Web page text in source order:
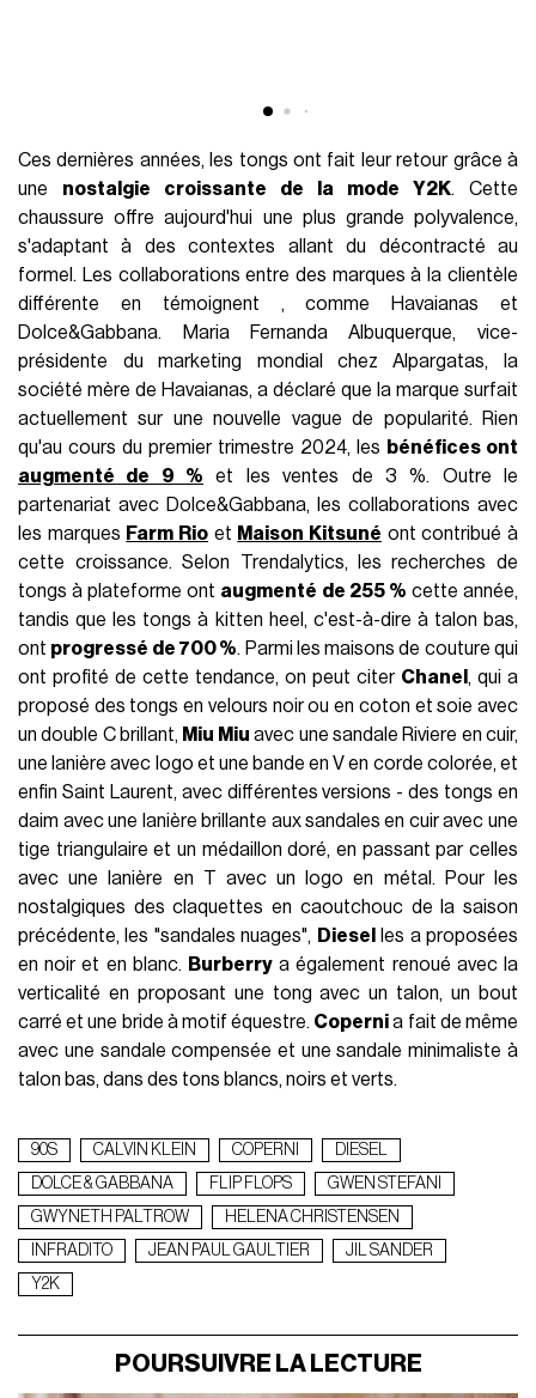
Ces dernières années, les tongs ont fait leur retour grâce à
une nostalgie croissante de la mode Y2K. Cette
chaussure offre aujourd'hui une plus grande polyvalence,
s'adaptant à des contextes allant du décontracté au
formel. Les collaborations entre des marques à la clientèle
différente en témoignent , comme Havaianas et
Dolce&Gabbana. Maria Fernanda Albuquerque, vice-
présidente du marketing mondial chez Alpargatas, la
société mère de Havaianas, a déclaré que la marque surfait
actuellement sur une nouvelle vague de popularité. Rien
qu'au cours du premier trimestre 2024, les bénéfices ont
augmenté de 9 % et les ventes de 3 %. Outre le
partenariat avec Dolce&Gabbana, les collaborations avec
les marques Farm Rio et Maison Kitsuné ont contribué à
cette croissance. Selon Trendalytics, les recherches de
tongs à plateforme ont augmenté de 255 % cette année,
tandis que les tongs à kitten heel, c'est-à-dire à talon bas,
ont progressé de 700 %. Parmi les maisons de couture qui
ont profité de cette tendance, on peut citer Chanel , qui a
proposé des tongs en velours noir ou en coton et soie avec
un double C brillant, Miu Miu avec une sandale Riviere en cuir,
une lanière avec logo et une bande en V en corde colorée, et
enfin Saint Laurent, avec différentes versions - des tongs en
daim avec une lanière brillante aux sandales en cuir avec une
tige triangulaire et un médaillon doré, en passant par celles
avec une lanière en T avec un logo en métal. Pour les
nostalgiques des claquettes en caoutchouc de la saison
précédente, les "sandales nuages", Diesel
les a proposées
en noir et en blanc. Burberry a également renoué avec la
verticalité en proposant une tong avec un talon, un bout
carré et une bride à motif équestre. Copernia fait de même
avec une sandale compensée et une sandale minimaliste à
talon bas, dans des tons blancs, noirs et verts.
90S CALVIN KLEIN COPERNI
DIESEL
DOLCE & GABBANA
FLIP FLOPS
GWEN STEFANI
GWYNETH PALTROW
HELENA CHRISTENSEN
INFRADITO
JEAN PAUL GAULTIER
JIL SANDER
Y2K
POURSUIVRE LA LECTURE